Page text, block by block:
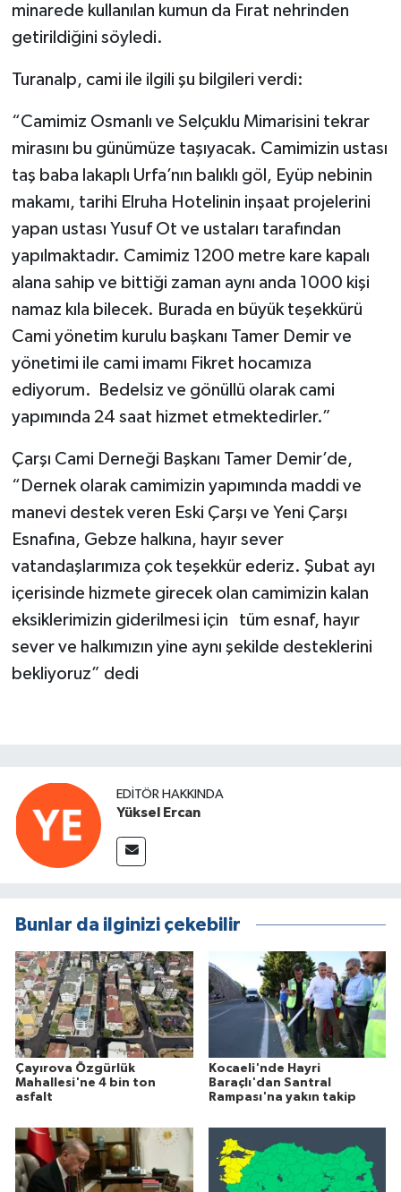
minarede kullanılan kumun da Fırat nehrinden
getirildiğini söyledi.
Turanalp, cami ile ilgili şu bilgileri verdi:
“Camimiz Osmanlı ve Selçuklu Mimarisini tekrar
mirasını bu günümüze taşıyacak. Camimizin ustası
taş baba lakaplı Urfa’nın balıklı göl, Eyüp nebinin
makamı, tarihi Elruha Hotelinin inşaat projelerini
yapan ustası Yusuf Ot ve ustaları tarafından
yapılmaktadır. Camimiz 1200 metre kare kapalı
alana sahip ve bittiği zaman aynı anda 1000 kişi
namaz kıla bilecek. Burada en büyük teşekkürü
Cami yönetim kurulu başkanı Tamer Demir ve
yönetimi ile cami imamı Fikret hocamıza
ediyorum. Bedelsiz ve gönüllü olarak cami
yapımında 24 saat hizmet etmektedirler.”
Çarşı Cami Derneği Başkanı Tamer Demir’de,
“Dernek olarak camimizin yapımında maddi ve
manevi destek veren Eski Çarşı ve Yeni Çarşı
Esnafına, Gebze halkına, hayır sever
vatandaşlarımıza çok teşekkür ederiz. Şubat ayı
içerisinde hizmete girecek olan camimizin kalan
eksiklerimizin giderilmesi için tüm esnaf, hayır
sever ve halkımızın yine aynı şekilde desteklerini
bekliyoruz” dedi
EDITÖR HAKKINDA
Yüksel Ercan
Bunlar da ilginizi çekebilir
Çayırova Özgürlük
Mahallesi'ne 4 bin ton
asfalt
Kocaeli'nde Hayri
Baraçlı'dan Santral
Rampası'na yakın takip